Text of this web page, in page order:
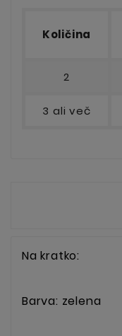
Količina
2
3 ali več
Na kratko:
Barva: zelena